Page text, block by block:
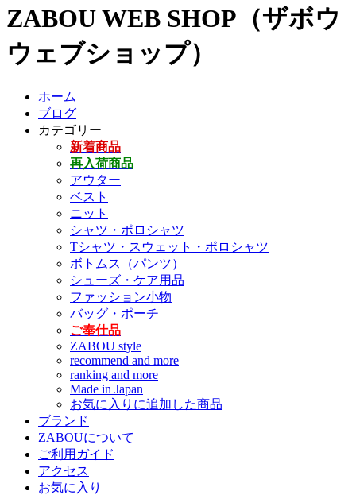
ZABOU WEB SHOP（ザボウ
ウェブショップ）
ホーム
ブログ
カテゴリー
新着商品
再入荷商品
アウター
ベスト
ニット
シャツ・ポロシャツ
Tシャツ・スウェット・ポロシャツ
ボトムス（パンツ）
シューズ・ケア用品
ファッション小物
バッグ・ポーチ
ご奉仕品
ZABOU style
recommend and more
ranking and more
Made in Japan
お気に入りに追加した商品
ブランド
ZABOUについて
ご利用ガイド
アクセス
お気に入り